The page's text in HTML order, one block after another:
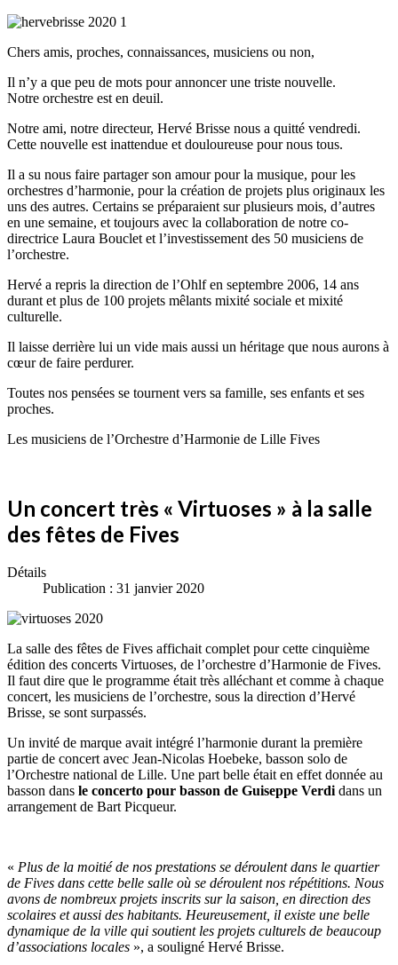
Chers amis, proches, connaissances, musiciens ou non,
Il n’y a que peu de mots pour annoncer une triste nouvelle.
Notre orchestre est en deuil.
Notre ami, notre directeur, Hervé Brisse nous a quitté vendredi.
Cette nouvelle est inattendue et douloureuse pour nous tous.
Il a su nous faire partager son amour pour la musique, pour les
orchestres d’harmonie, pour la création de projets plus originaux les
uns des autres. Certains se préparaient sur plusieurs mois, d’autres
en une semaine, et toujours avec la collaboration de notre co-
directrice Laura Bouclet et l’investissement des 50 musiciens de
l’orchestre.
Hervé a repris la direction de l’Ohlf en septembre 2006, 14 ans
durant et plus de 100 projets mêlants mixité sociale et mixité
culturelle.
Il laisse derrière lui un vide mais aussi un héritage que nous aurons à
cœur de faire perdurer.
Toutes nos pensées se tournent vers sa famille, ses enfants et ses
proches.
Les musiciens de l’Orchestre d’Harmonie de Lille Fives
Un concert très « Virtuoses » à la salle
des fêtes de Fives
Détails
Publication : 31 janvier 2020
La salle des fêtes de Fives affichait complet pour cette cinquième
édition des concerts Virtuoses, de l’orchestre d’Harmonie de Fives.
Il faut dire que le programme était très alléchant et comme à chaque
concert, les musiciens de l’orchestre, sous la direction d’Hervé
Brisse, se sont surpassés.
Un invité de marque avait intégré l’harmonie durant la première
partie de concert avec Jean-Nicolas Hoebeke, basson solo de
l’Orchestre national de Lille. Une part belle était en effet donnée au
basson dans le concerto pour basson de Guiseppe Verdi dans un
arrangement de Bart Picqueur.
« Plus de la moitié de nos prestations se déroulent dans le quartier
de Fives dans cette belle salle où se déroulent nos répétitions. Nous
avons de nombreux projets inscrits sur la saison, en direction des
scolaires et aussi des habitants. Heureusement, il existe une belle
dynamique de la ville qui soutient les projets culturels de beaucoup
d’associations locales », a souligné Hervé Brisse.